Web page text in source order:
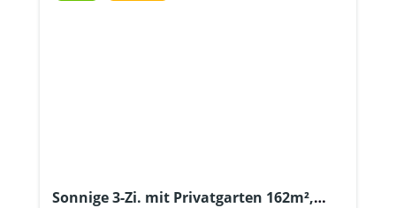
Sonnige 3-Zi. mit Privatgarten 162m²,